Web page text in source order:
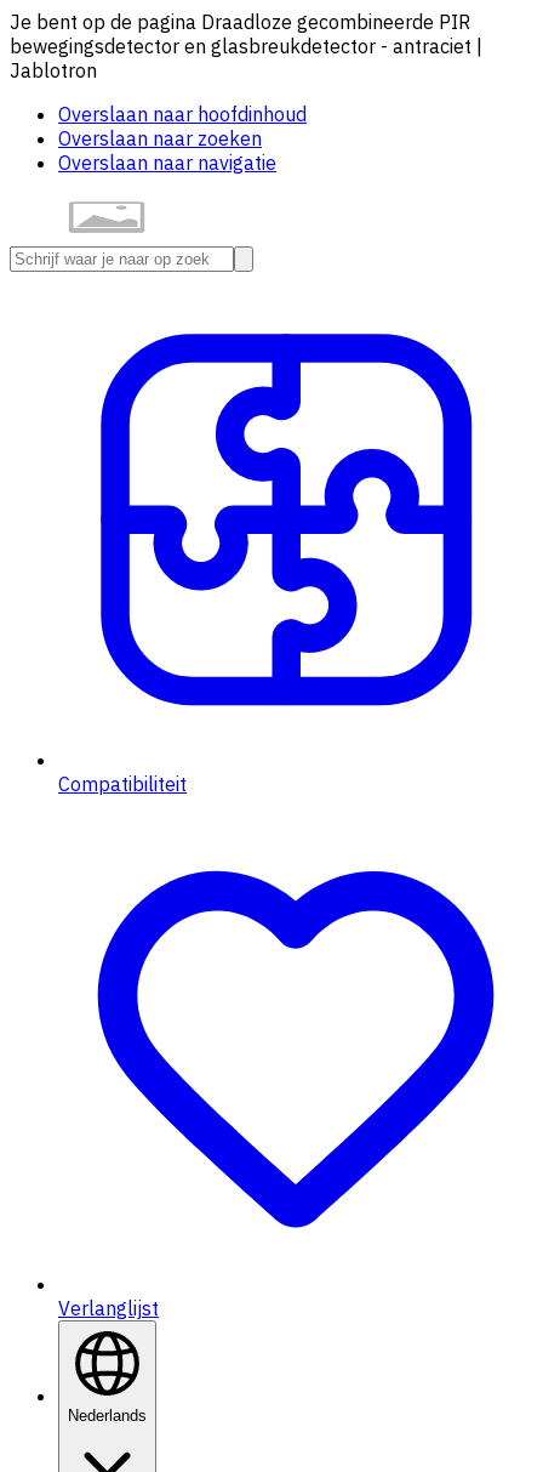
Je bent op de pagina Draadloze gecombineerde PIR
bewegingsdetector en glasbreukdetector - antraciet |
Jablotron
Overslaan naar hoofdinhoud
Overslaan naar zoeken
Overslaan naar navigatie
Compatibiliteit
Verlanglijst
Nederlands